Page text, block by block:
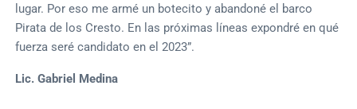
lugar. Por eso me armé un botecito y abandoné el barco
Pirata de los Cresto. En las próximas líneas expondré en qué
fuerza seré candidato en el 2023”.
Lic. Gabriel Medina